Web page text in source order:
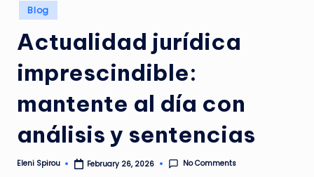
Posted
in
Blog
Actualidad jurídica
imprescindible:
mantente al día con
análisis y sentencias
Posted
Eleni Spirou February 26, 2026 No Comments